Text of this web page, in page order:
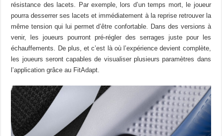
résistance des lacets. Par exemple, lors d’un temps mort, le joueur
pourra desserrer ses lacets et immédiatement à la reprise retrouver la
même tension qui lui permet d’être confortable. Dans des versions à
venir, les joueurs pourront pré-régler des serrages juste pour les
échauffements. De plus, et c’est là où l’expérience devient complète,
les joueurs seront capables de visualiser plusieurs paramètres dans
l’application grâce au FitAdapt.